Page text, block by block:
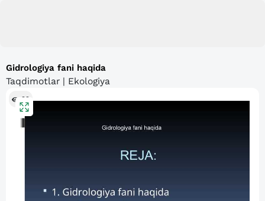
Gidrologiya fani haqida
Taqdimotlar | Ekologiya
92